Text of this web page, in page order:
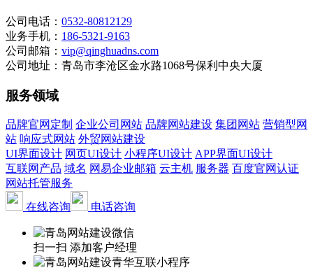
公司电话： 0532-80812129
业务手机： 186-5321-9163
公司邮箱： vip@qinghuadns.com
公司地址：青岛市李沧区金水路1068号保利中央大厦
服务领域
品牌官网定制 企业公司网站 品牌网站建设 集团网站 营销型网
站 响应式网站 外贸网站建设
UI界面设计 网页UI设计 小程序UI设计 APP界面UI设计
互联网产品 域名 网易企业邮箱 云主机 服务器 百度官网认证
网站托管服务
在线咨询
电话咨询
扫一扫 添加客户经理